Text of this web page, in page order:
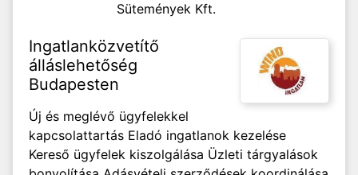
Sütemények Kft.
Ingatlanközvetítő
álláslehetőség
Budapesten
Új és meglévő ügyfelekkel
kapcsolattartás Eladó ingatlanok kezelése
Kereső ügyfelek kiszolgálása Üzleti tárgyalások